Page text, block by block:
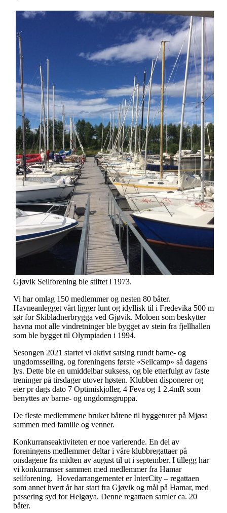
Gjøvik Seilforening ble stiftet i 1973.
Vi har omlag 150 medlemmer og nesten 80 båter.
Havneanlegget vårt ligger lunt og idyllisk til i Fredevika 500 m
sør for Skibladnerbrygga ved Gjøvik. Moloen som beskytter
havna mot alle vindretninger ble bygget av stein fra fjellhallen
som ble bygget til Olympiaden i 1994.
Sesongen 2021 startet vi aktivt satsing rundt barne- og
ungdomsseiling, og foreningens første «Seilcamp» så dagens
lys. Dette ble en umiddelbar suksess, og ble etterfulgt av faste
treninger på tirsdager utover høsten. Klubben disponerer og
eier pr dags dato 7 Optimiskjoller, 4 Feva og 1 2.4mR som
benyttes av barne- og ungdomsgruppa.
De fleste medlemmene bruker båtene til hyggeturer på Mjøsa
sammen med familie og venner.
Konkurranseaktiviteten er noe varierende. En del av
foreningens medlemmer deltar i våre klubbregattaer på
onsdagene fra midten av august til ut i september. I tillegg har
vi konkurranser sammen med medlemmer fra Hamar
seilforening. Hovedarrangementet er InterCity – regattaen
som annet hvert år har start fra Gjøvik og mål på Hamar, med
passering syd for Helgøya. Denne regattaen samler ca. 20
båter.